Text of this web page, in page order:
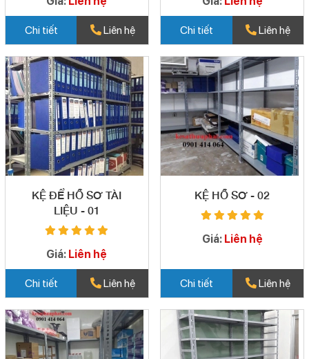
Chi tiết Liên hệ Chi tiết Liên hệ
KỆ ĐỂ HỒ SƠ TÀI
LIỆU - 01
Giá: Liên hệ
Chi tiết Liên hệ
KỆ HỒ SƠ - 02
Giá: Liên hệ
Chi tiết Liên hệ